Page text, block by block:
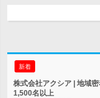
新着
株式会社アクシア | 地域
1,500名以上